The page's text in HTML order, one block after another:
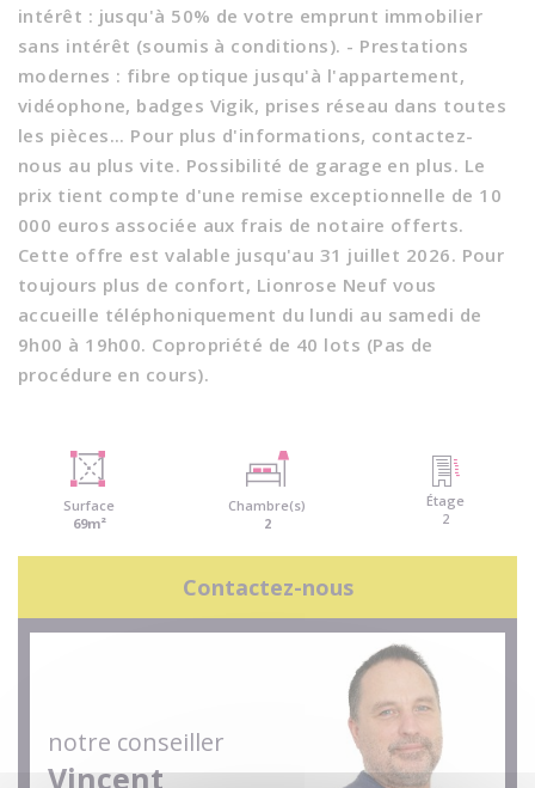
intérêt : jusqu'à 50% de votre emprunt immobilier
sans intérêt (soumis à conditions). - Prestations
modernes : fibre optique jusqu'à l'appartement,
vidéophone, badges Vigik, prises réseau dans toutes
les pièces... Pour plus d'informations, contactez-
nous au plus vite. Possibilité de garage en plus. Le
prix tient compte d'une remise exceptionnelle de 10
000 euros associée aux frais de notaire offerts.
Cette offre est valable jusqu'au 31 juillet 2026. Pour
toujours plus de confort, Lionrose Neuf vous
accueille téléphoniquement du lundi au samedi de
9h00 à 19h00. Copropriété de 40 lots (Pas de
procédure en cours).
Surface
69m²
Chambre(s)
2
Étage
2
Contactez-nous
notre conseiller
Vincent